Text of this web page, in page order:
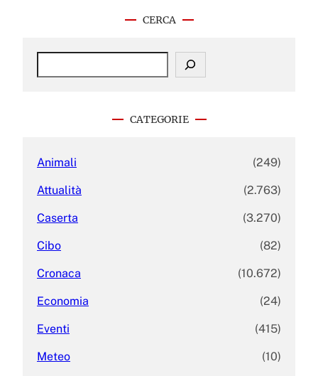
CERCA
S
CATEGORIE
Animali (249)
Attualità (2.763)
Caserta (3.270)
Cibo (82)
Cronaca (10.672)
Economia (24)
Eventi (415)
Meteo (10)